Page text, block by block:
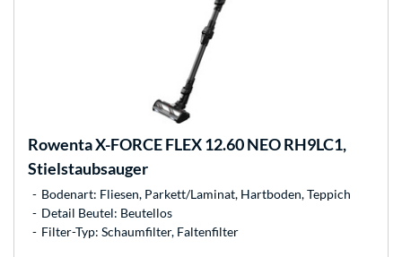
RowentaX-FORCE FLEX 12.60 NEO RH9LC1,
Stielstaubsauger
Bodenart: Fliesen, Parkett/Laminat, Hartboden, Teppich
Detail Beutel: Beutellos
Filter-Typ: Schaumfilter, Faltenfilter